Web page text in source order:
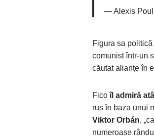
— Alexis
Figura sa
comunist într-un
căutat alianțe în
Ficoîl admiră
rus în baza unui
Viktor Orbán,
numeroase